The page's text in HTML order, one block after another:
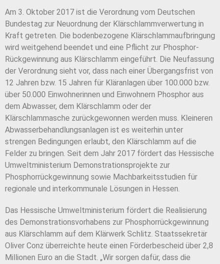
Am 3. Oktober 2017 ist die Verordnung vom Deutschen
Bundestag zur Neuordnung der Klärschlammverwertung in
Kraft getreten. Die bodenbezogene Klärschlammaufbringung
wird weitgehend beendet und eine Pflicht zur Phosphor-
Rückgewinnung aus Klärschlamm eingeführt. Die Neufassung
der Verordnung sieht vor, dass nach einer Übergangsfrist von
12 Jahren bzw. 15 Jahren für Kläranlagen über 100.000 bzw.
über 50.000 Einwohnerinnen und Einwohnern Phosphor aus
dem Abwasser, dem Klärschlamm oder der
Klärschlammasche zurückgewonnen werden muss. Kleineren
Abwasserbehandlungsanlagen ist es weiterhin unter
strengen Bedingungen erlaubt, den Klärschlamm auf die
Felder zu bringen. Seit dem Jahr 2017 fördert das Hessische
Umweltministerium Demonstrationsprojekte zur
Phosphorrückgewinnung sowie Machbarkeitsstudien für
regionale und interkommunale Lösungen in Hessen.
Das Hessische Umweltministerium fördert die Realisierung
des Demonstrationsvorhabens zur Phosphorrückgewinnung
aus Klärschlamm auf dem Klärwerk Schlitz. Staatssekretär
Oliver Conz überreichte heute einen Förderbescheid über 2,8
Millionen Euro an die Stadt. „Wir sorgen dafür, dass die